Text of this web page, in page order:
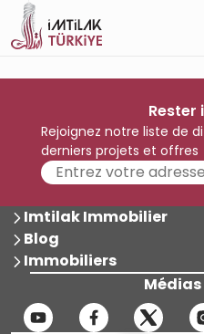
Rester
Rejoignez notre liste de
derniers projets et offres
Imtilak Immobilier
Blog
Immobiliers